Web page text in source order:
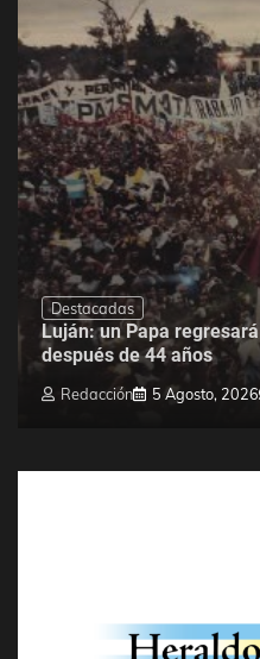
Destacadas
Luján: un Papa
después de 44 años
Redacción 5 Agosto, 2026